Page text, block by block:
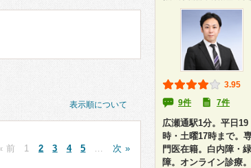
表示順について
前 1 2 3 4 5 次 »
3.95
9件
7件
広瀬通駅1分。平日19
時・土曜17時まで。
門医在籍。白内障・
障。オンライン診療。